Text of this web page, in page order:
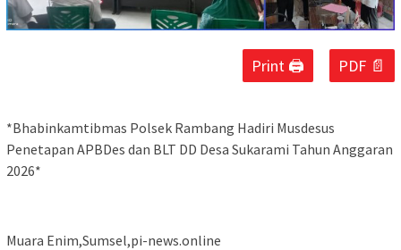
Print 🖨 PDF 📄
*Bhabinkamtibmas Polsek Rambang Hadiri Musdesus
Penetapan APBDes dan BLT DD Desa Sukarami Tahun Anggaran
2026*
Muara Enim,Sumsel,pi-news.online